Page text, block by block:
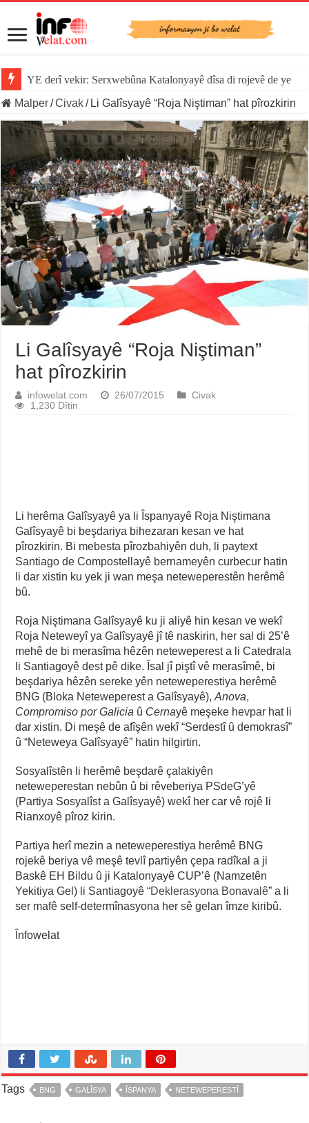
YE derî vekir: Serxwebûna Katalonyayê dîsa di rojevê de ye
Malper/Civak/ Li Galîsyayê “Roja Niştiman” hat pîrozkirin
Li Galîsyayê “Roja Niştiman”
hat pîrozkirin
infowelat.com 26/07/2015
Civak
1,230 Dîtin
Li herêma Galîsyayê ya li Îspanyayê Roja Niştimana
Galîsyayê bi beşdariya bihezaran kesan ve hat
pîrozkirin. Bi mebesta pîrozbahiyên duh, li paytext
Santiago de Compostellayê bernameyên curbecur hatin
li dar xistin ku yek ji wan meşa neteweperestên herêmê
bû.
Roja Niştimana Galîsyayê ku ji aliyê hin kesan ve wekî
Roja Neteweyî ya Galîsyayê jî tê naskirin, her sal di 25’ê
mehê de bi merasîma hêzên neteweperest a li Catedrala
li Santiagoyê dest pê dike. Îsal jî piştî vê merasîmê, bi
beşdariya hêzên sereke yên neteweperestiya herêmê
BNG (Bloka Neteweperest a Galîsyayê),Anova,
Compromiso por Galicia û Cernayê meşeke hevpar hat li
dar xistin. Di meşê de afîşên wekî “Serdestî û demokrasî”
û “Neteweya Galîsyayê” hatin hilgirtin.
Sosyalîstên li herêmê beşdarê çalakiyên
neteweperestan nebûn û bi rêveberiya PSdeG’yê
(Partiya Sosyalîst a Galîsyayê) wekî her car vê rojê li
Rianxoyê pîroz kirin.
Partiya herî mezin a neteweperestiya herêmê BNG
rojekê beriya vê meşê tevlî partiyên çepa radîkal a ji
Baskê EH Bildu û ji Katalonyayê CUP’ê (Namzetên
Yekitiya Gel) li Santiagoyê “Deklerasyona Bonavalê” a li
ser mafê self-determînasyona her sê gelan îmze kiribû.
Înfowelat
Tags BNG GALÎSYA ÎSPANYA NETEWEPERESTÎ